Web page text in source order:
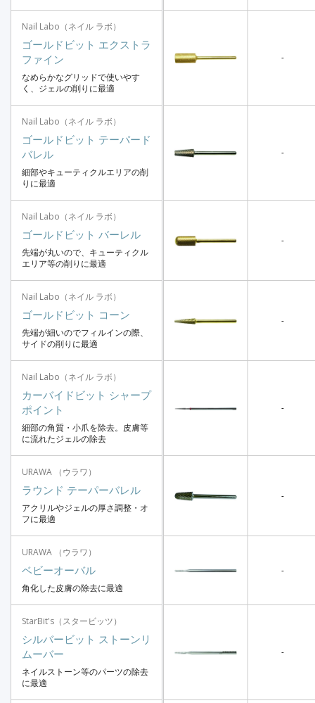
Nail Labo（ネイル ラボ）
ゴールドビット エクストラ
ファイン
なめらかなグリッドで使いやす
く、ジェルの削りに最適
Nail Labo（ネイル ラボ）
ゴールドビット テーパード
バレル
細部やキューティクルエリアの削
りに最適
Nail Labo（ネイル ラボ）
ゴールドビット バーレル
先端が丸いので、キューティクル
エリア等の削りに最適
Nail Labo（ネイル ラボ）
ゴールドビット コーン
先端が細いのでフィルインの際、
サイドの削りに最適
Nail Labo（ネイル ラボ）
カーバイドビット シャープ
ポイント
細部の角質・小爪を除去。皮膚等
に流れたジェルの除去
URAWA （ウラワ）
ラウンド テーパーバレル
アクリルやジェルの厚さ調整・オ
フに最適
URAWA （ウラワ）
ベビーオーバル
角化した皮膚の除去に最適
StarBit's（スタービッツ）
シルバービット ストーンリ
ムーバー
ネイルストーン等のパーツの除去
に最適
-
-
-
-
-
-
-
-